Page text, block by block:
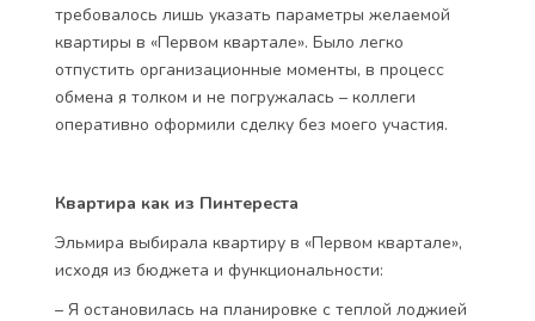
требовалось лишь указать параметры желаемой
квартиры в «Первом квартале». Было легко
отпустить организационные моменты, в процесс
обмена я толком и не погружалась – коллеги
оперативно оформили сделку без моего участия.
Квартира как из Пинтереста
Эльмира выбирала квартиру в «Первом квартале»,
исходя из бюджета и функциональности:
– Я остановилась на планировке с теплой лоджией